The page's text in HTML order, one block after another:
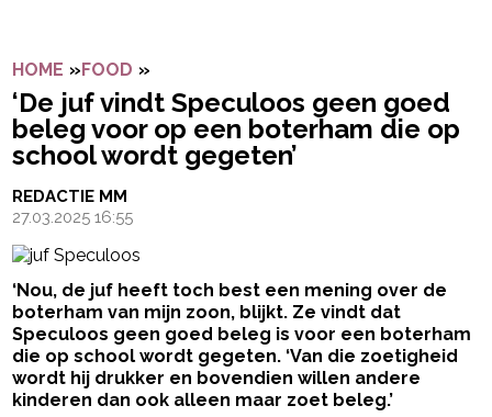
HOME »FOOD »
‘De juf vindt Speculoos geen goed
beleg voor op een boterham die op
school wordt gegeten’
REDACTIE MM
27.03.2025 16:55
‘Nou, de juf heeft toch best een mening over de
boterham van mijn zoon, blijkt. Ze vindt dat
Speculoos geen goed beleg is voor een boterham
die op school wordt gegeten. ‘Van die zoetigheid
wordt hij drukker en bovendien willen andere
kinderen dan ook alleen maar zoet beleg.’